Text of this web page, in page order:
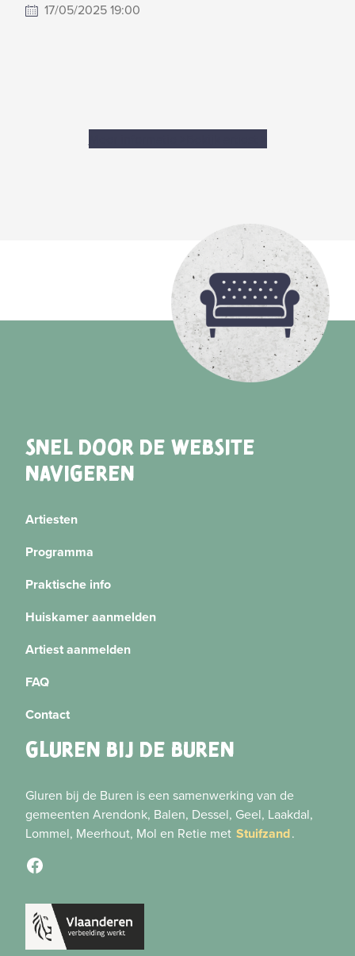
17/05/2025 19:00
GLUREN BIJ DE BUREN
Gluren bij de Buren is een samenwerking van de
gemeenten Arendonk, Balen, Dessel, Geel, Laakdal,
Lommel, Meerhout, Mol en Retie met Stuifzand.
Facebook
SNEL DOOR DE WEBSITE
NAVIGEREN
Artiesten
Programma
Praktische info
Huiskamer aanmelden
Artiest aanmelden
FAQ
Contact